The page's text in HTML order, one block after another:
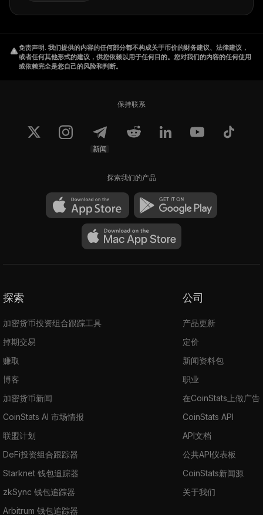
免责声明. 我们提供的内容的任何部分都不构成关于币价的财务建议、法律建议，
或者任何其他形式的建议，供您依赖以用于任何目的。您对我们的内容的任何使用
或依赖完全是您自己的风险和判断。
保持联系
新闻
探索我们的产品
探索
加密货币投资组合跟踪工具
掉期交易
赚取
博客
加密货币新闻
CoinStats AI 市场情报
联盟计划
DeFi投资组合跟踪器
Starknet 钱包追踪器
zkSync 钱包追踪器
Arbitrum 钱包追踪器
公司
产品更新
定价
新闻资料包
职业
在CoinStats上做广告
CoinStats API
API文档
公共API仪表板
CoinStats新闻源
关于我们